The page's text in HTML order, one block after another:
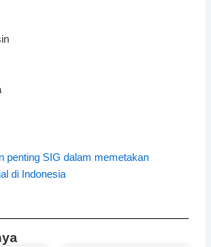
penting SIG dalam memetakan
di Indonesia